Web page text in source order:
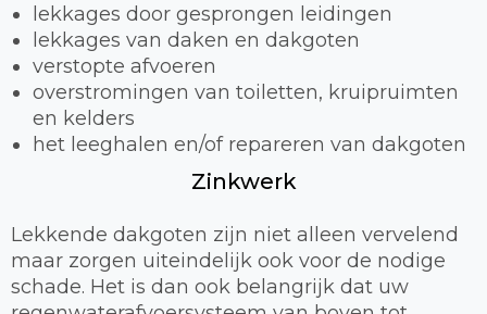
lekkages door gesprongen leidingen
lekkages van daken en dakgoten
verstopte afvoeren
overstromingen van toiletten, kruipruimten
en kelders
het leeghalen en/of repareren van dakgoten
Zinkwerk
Lekkende dakgoten zijn niet alleen vervelend
maar zorgen uiteindelijk ook voor de nodige
schade. Het is dan ook belangrijk dat uw